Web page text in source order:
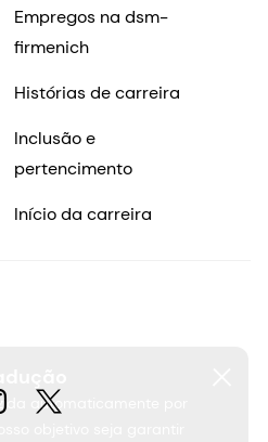
automaticamente por
Empregos na dsm-
firmenich
Histórias de carreira
Inclusão e
pertencimento
Início da carreira